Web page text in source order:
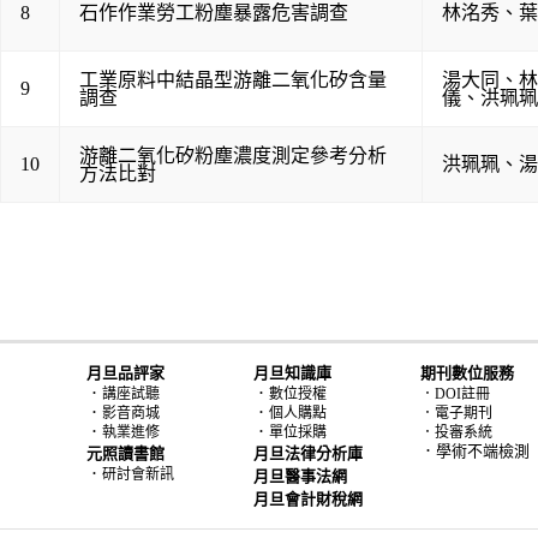
8 石作作業勞工粉塵暴露危害調查 林洺秀 、
9
工業原料中結晶型游離二氧化矽含量
調查
湯大同 、
儀 、 洪珮珮
10
游離二氧化矽粉塵濃度測定參考分析
方法比對
洪珮珮 、
月旦品評家
． 講座試聽
． 影音商城
． 執業進修
元照讀書館
． 研討會新訊
月旦知識庫
． 數位授權
． 個人購點
． 單位採購
月旦法律分析庫
月旦醫事法網
月旦會計財稅網
期刊數位服務
．DOI註冊
．電子期刊
．投審系統
．學術不端檢測